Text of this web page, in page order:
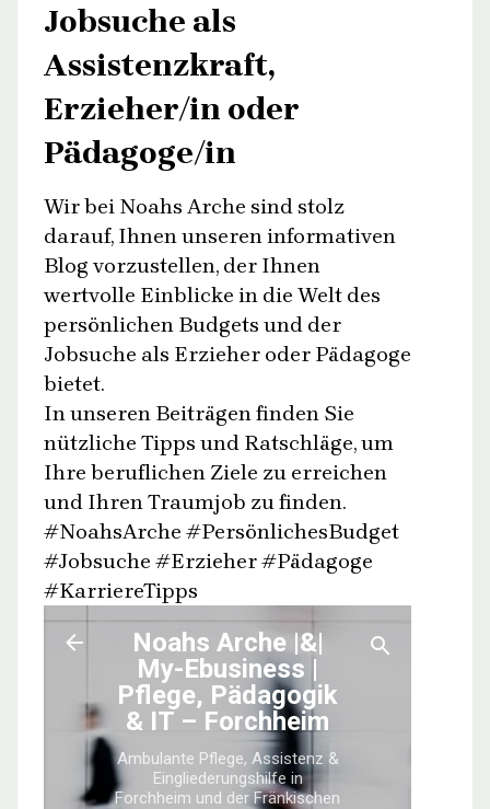
Jobsuche als
Assistenzkraft,
Erzieher/in oder
Pädagoge/in
Wir bei Noahs Arche sind stolz
darauf, Ihnen unseren informativen
Blog vorzustellen, der Ihnen
wertvolle Einblicke in die Welt des
persönlichen Budgets und der
Jobsuche als Erzieher oder Pädagoge
bietet.
In unseren Beiträgen finden Sie
nützliche Tipps und Ratschläge, um
Ihre beruflichen Ziele zu erreichen
und Ihren Traumjob zu finden.
#NoahsArche #PersönlichesBudget
#Jobsuche #Erzieher #Pädagoge
#KarriereTipps